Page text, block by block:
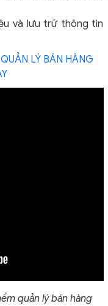
và lưu trữ thông tin
LÝ BÁN HÀNG
quản lý bán hàng